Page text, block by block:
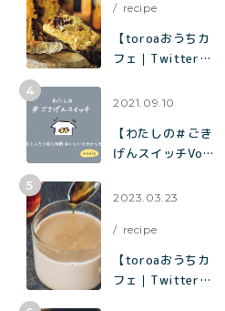
の作り方
recipe
【toroaおうちカ
フェ｜Twitterで
題】混ぜて焼くだ
ョコバナナマフィ
ン」の作り方
2021.09.10
【わたしの＃ごき
げんスイッチVol.
む時間 おいしい
2023.03.23
recipe
【toroaおうちカ
フェ｜Twitterで